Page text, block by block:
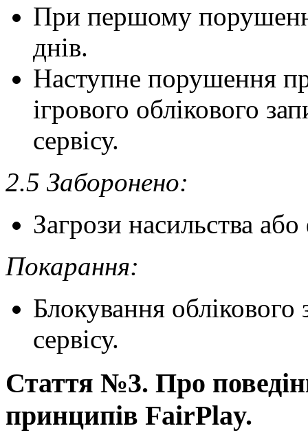
При першому
днів.
Наступне порушення
ігрового облікового
сервісу.
2.5 Заборонено:
Загрози насильства
Покарання:
Блокування облікового
сервісу.
Стаття №3. Про
принципів FairPlay.